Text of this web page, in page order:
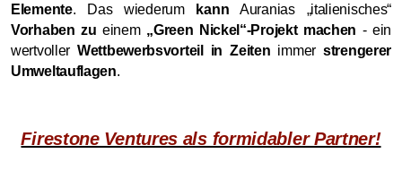
Elemente. Das wiederum kann Auranias „italienisches“
Vorhaben zu einem „Green Nickel“-Projekt machen - ein
wertvollerWettbewerbsvorteil in Zeiten immer strengerer
Umweltauflagen.
Firestone Ventures als formidabler Partner!